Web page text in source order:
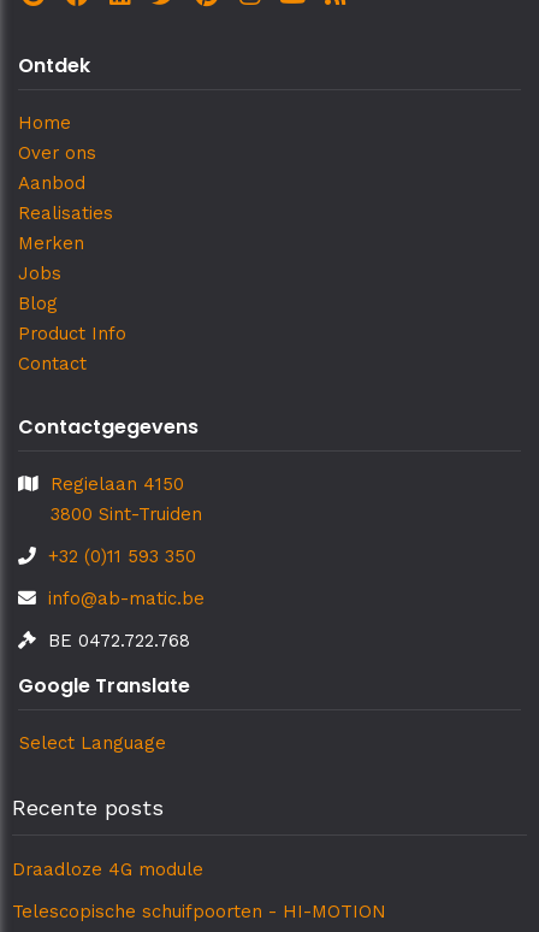
Ontdek
Home
Over ons
Aanbod
Realisaties
Merken
Jobs
Blog
Product Info
Contact
Contactgegevens
Regielaan 4150
3800 Sint-Truiden
+32 (0)11 593 350
info@ab-matic.be
BE 0472.722.768
Google Translate
Select Language
Recente posts
Draadloze 4G module
Telescopische schuifpoorten - HI-MOTION